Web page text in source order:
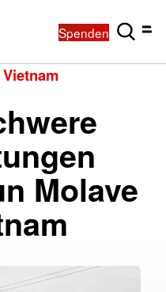
Spenden
Vietnam
Molave